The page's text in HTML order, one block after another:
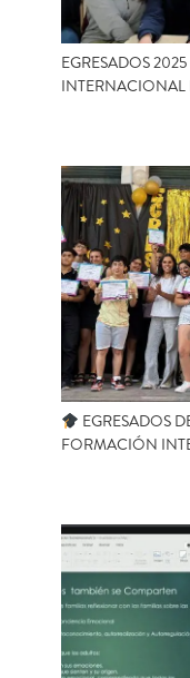
EGRESADOS
INTERNACIONAL
EGRESADOS
FORMACIÓN